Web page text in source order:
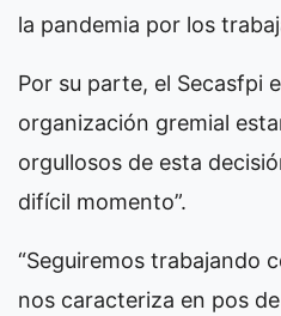
la pandemia por los
Por su parte, el Secasfpi
organización gremial
orgullosos de esta
difícil momento”.
“Seguiremos trabajando
nos caracteriza en pos